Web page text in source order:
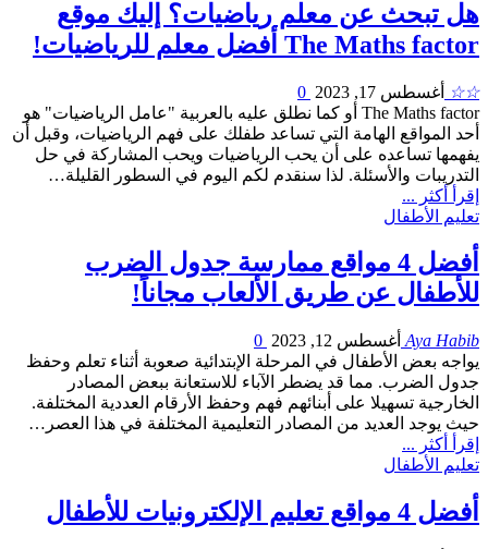
هل تبحث عن معلم رياضيات؟ إليك موقع
The Maths factor أفضل معلم للرياضيات!
☆☆ أغسطس 17, 2023
The Maths factor أو كما نطلق عليه بالعربية "عامل الرياضيات" هو
أحد المواقع الهامة التي تساعد طفلك على فهم الرياضيات، وقبل أن
يفهمها تساعده على أن يحب الرياضيات ويحب المشاركة في حل
التدريبات والأسئلة. لذا سنقدم لكم اليوم في السطور القليلة…
إقرأ أكثر ...
تعليم الأطفال
أفضل 4 مواقع ممارسة جدول الضرب
للأطفال عن طريق الألعاب مجاناً!
Aya Habib أغسطس 12, 2023
يواجه بعض الأطفال في المرحلة الإبتدائية صعوبة أثناء تعلم وحفظ
جدول الضرب. مما قد يضطر الآباء للاستعانة ببعض المصادر
الخارجية تسهيلا على أبنائهم فهم وحفظ الأرقام العددية المختلفة.
حيث يوجد العديد من المصادر التعليمية المختلفة في هذا العصر…
إقرأ أكثر ...
تعليم الأطفال
أفضل 4 مواقع تعليم الإلكترونيات للأطفال